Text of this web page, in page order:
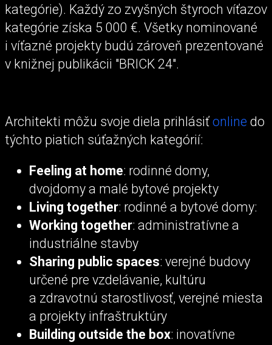
kategórie). Každý zo zvyšných štyroch víťazov
kategórie získa 5 000 €. Všetky nominované
i víťazné projekty budú zároveň prezentované
v knižnej publikácii "BRICK 24".
Architekti môžu svoje diela prihlásiť online do
týchto piatich súťažných kategórií:
Feeling at home: rodinné domy,
dvojdomy a malé bytové projekty
Living together: rodinné a bytové domy:
Working together: administratívne a
industriálne stavby
Sharing public spaces: verejné budovy
určené pre vzdelávanie, kultúru
a zdravotnú starostlivosť, verejné miesta
a projekty infraštruktúry
Building outside the box: inovatívne